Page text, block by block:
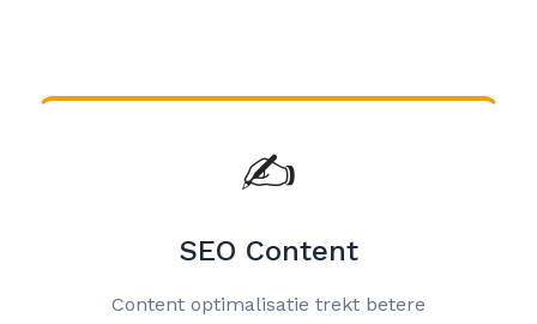
✍️
SEO Content
Content optimalisatie trekt betere